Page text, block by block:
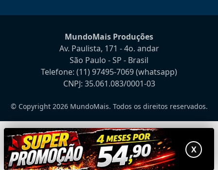
MundoMais Produções
Av. Paulista, 171 - 4o. andar
São Paulo - SP - Brasil
Telefone: (11) 97495-7069(whatsapp)
CNPJ: 35.061.083/0001-03
© Copyright 2026 MundoMais. Todos os direitos reservados.
X